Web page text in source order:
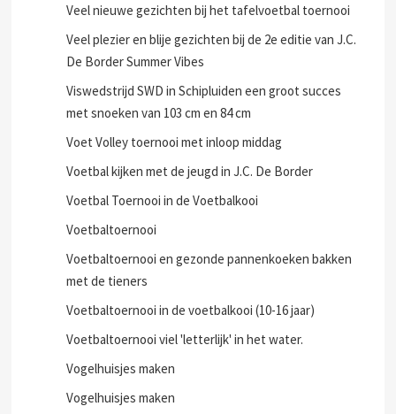
Veel nieuwe gezichten bij het tafelvoetbal toernooi
Veel plezier en blije gezichten bij de 2e editie van J.C.
De Border Summer Vibes
Viswedstrijd SWD in Schipluiden een groot succes
met snoeken van 103 cm en 84 cm
Voet Volley toernooi met inloop middag
Voetbal kijken met de jeugd in J.C. De Border
Voetbal Toernooi in de Voetbalkooi
Voetbaltoernooi
Voetbaltoernooi en gezonde pannenkoeken bakken
met de tieners
Voetbaltoernooi in de voetbalkooi (10-16 jaar)
Voetbaltoernooi viel 'letterlijk' in het water.
Vogelhuisjes maken
Vogelhuisjes maken